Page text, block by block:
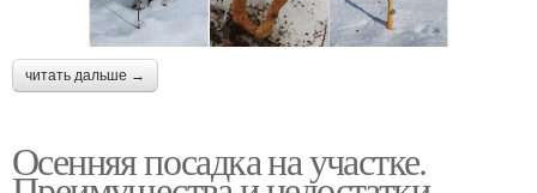
читать дальше →
Осенняя посадка на участке.